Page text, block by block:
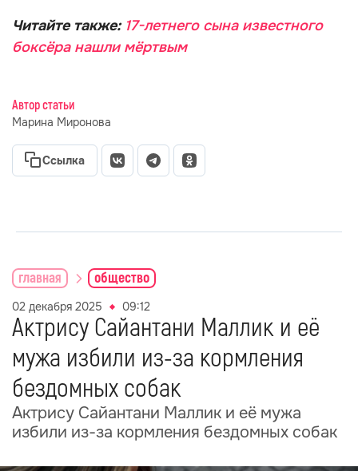
Читайте также:17-летнего сына известного
боксёра нашли мёртвым
Автор статьи
Марина Миронова
Ссылка
главная общество
02 декабря 2025 09:12
Актрису Сайантани Маллик и её
мужа избили из-за кормления
бездомных собак
Актрису Сайантани Маллик и её мужа
избили из-за кормления бездомных собак